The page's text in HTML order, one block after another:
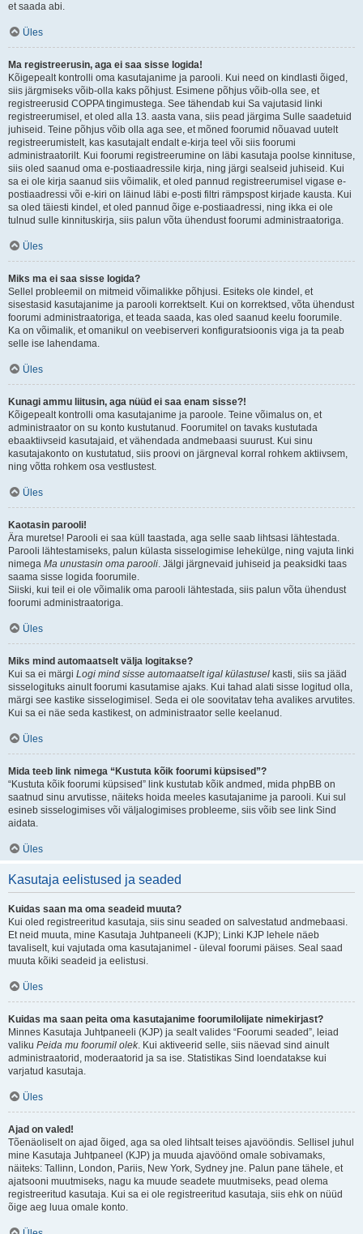
et saada abi.
Üles
Ma registreerusin, aga ei saa sisse logida!
Kõigepealt kontrolli oma kasutajanime ja parooli. Kui need on kindlasti õiged,
siis järgmiseks võib-olla kaks põhjust. Esimene põhjus võib-olla see, et
registreerusid COPPA tingimustega. See tähendab kui Sa vajutasid linki
registreerumisel, et oled alla 13. aasta vana, siis pead järgima Sulle saadetuid
juhiseid. Teine põhjus võib olla aga see, et mõned foorumid nõuavad uutelt
registreerumistelt, kas kasutajalt endalt e-kirja teel või siis foorumi
administraatorilt. Kui foorumi registreerumine on läbi kasutaja poolse kinnituse,
siis oled saanud oma e-postiaadressile kirja, ning järgi sealseid juhiseid. Kui
sa ei ole kirja saanud siis võimalik, et oled pannud registreerumisel vigase e-
postiaadressi või e-kiri on läinud läbi e-posti filtri rämpspost kirjade kausta. Kui
sa oled täiesti kindel, et oled pannud õige e-postiaadressi, ning ikka ei ole
tulnud sulle kinnituskirja, siis palun võta ühendust foorumi administraatoriga.
Üles
Miks ma ei saa sisse logida?
Sellel probleemil on mitmeid võimalikke põhjusi. Esiteks ole kindel, et
sisestasid kasutajanime ja parooli korrektselt. Kui on korrektsed, võta ühendust
foorumi administraatoriga, et teada saada, kas oled saanud keelu foorumile.
Ka on võimalik, et omanikul on veebiserveri konfiguratsioonis viga ja ta peab
selle ise lahendama.
Üles
Kunagi ammu liitusin, aga nüüd ei saa enam sisse?!
Kõigepealt kontrolli oma kasutajanime ja paroole. Teine võimalus on, et
administraator on su konto kustutanud. Foorumitel on tavaks kustutada
ebaaktiivseid kasutajaid, et vähendada andmebaasi suurust. Kui sinu
kasutajakonto on kustutatud, siis proovi on järgneval korral rohkem aktiivsem,
ning võtta rohkem osa vestlustest.
Üles
Kaotasin parooli!
Ära muretse! Parooli ei saa küll taastada, aga selle saab lihtsasi lähtestada.
Parooli lähtestamiseks, palun külasta sisselogimise lehekülge, ning vajuta linki
nimega Ma unustasin oma parooli. Jälgi järgnevaid juhiseid ja peaksidki taas
saama sisse logida foorumile.
Siiski, kui teil ei ole võimalik oma parooli lähtestada, siis palun võta ühendust
foorumi administraatoriga.
Üles
Miks mind automaatselt välja logitakse?
Kui sa ei märgi Logi mind sisse automaatselt igal külastusel kasti, siis sa jääd
sisselogituks ainult foorumi kasutamise ajaks. Kui tahad alati sisse logitud olla,
märgi see kastike sisselogimisel. Seda ei ole soovitatav teha avalikes arvutites.
Kui sa ei näe seda kastikest, on administraator selle keelanud.
Üles
Mida teeb link nimega “Kustuta kõik foorumi küpsised”?
“Kustuta kõik foorumi küpsised” link kustutab kõik andmed, mida phpBB on
saatnud sinu arvutisse, näiteks hoida meeles kasutajanime ja parooli. Kui sul
esineb sisselogimises või väljalogimises probleeme, siis võib see link Sind
aidata.
Üles
Kasutaja eelistused ja seaded
Kuidas saan ma oma seadeid muuta?
Kui oled registreeritud kasutaja, siis sinu seaded on salvestatud andmebaasi.
Et neid muuta, mine Kasutaja Juhtpaneeli (KJP); Linki KJP lehele näeb
tavaliselt, kui vajutada oma kasutajanimel - üleval foorumi päises. Seal saad
muuta kõiki seadeid ja eelistusi.
Üles
Kuidas ma saan peita oma kasutajanime foorumilolijate nimekirjast?
Minnes Kasutaja Juhtpaneeli (KJP) ja sealt valides “Foorumi seaded”, leiad
valiku Peida mu foorumil olek. Kui aktiveerid selle, siis näevad sind ainult
administraatorid, moderaatorid ja sa ise. Statistikas Sind loendatakse kui
varjatud kasutaja.
Üles
Ajad on valed!
Tõenäoliselt on ajad õiged, aga sa oled lihtsalt teises ajavööndis. Sellisel juhul
mine Kasutaja Juhtpaneel (KJP) ja muuda ajavöönd omale sobivamaks,
näiteks: Tallinn, London, Pariis, New York, Sydney jne. Palun pane tähele, et
ajatsooni muutmiseks, nagu ka muude seadete muutmiseks, pead olema
registreeritud kasutaja. Kui sa ei ole registreeritud kasutaja, siis ehk on nüüd
õige aeg luua omale konto.